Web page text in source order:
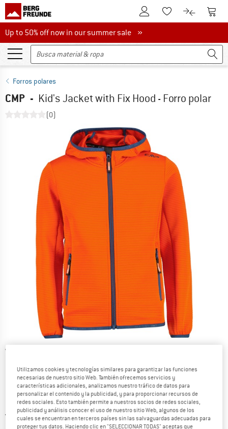
A la cuenta de cliente
A la lista de
A la A la
Up to 50% off now in our summer sale
Up to 50% off now in our summer sale »
Forros polares
CMP - Kid's Jacket with Fix Hood - Forro polar
(0)
Vistas detalladas
Precio original :
49,95€
Precio:
32,47€ incl. IVA
Utilizamos cookies y tecnologías similares para garantizar las funciones
necesarias de nuestro sitio Web. También ofrecemos servicios y
características adicionales, analizamos nuestro tráfico de datos para
personalizar el contenido y la publicidad, y para proporcionar recursos de
redes sociales. Esto también permite a nuestros socios de redes sociales,
publicidad y análisis conocer el uso de nuestro sitio Web, algunos de los
cuales se encuentran en terceros países sin las salvaguardas adecuadas para
proteger tus datos. Haciendo clic en "SELECCIONAR TODAS" aceptas que